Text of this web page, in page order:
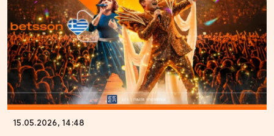
15.05.2026, 14:48